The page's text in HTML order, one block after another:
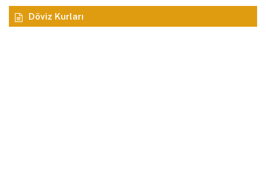
Döviz Kurları